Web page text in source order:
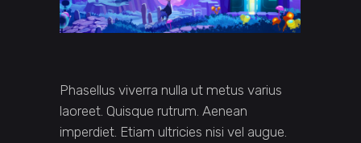
Phasellus viverra nulla ut metus varius
laoreet. Quisque rutrum. Aenean
imperdiet. Etiam ultricies nisi vel augue.